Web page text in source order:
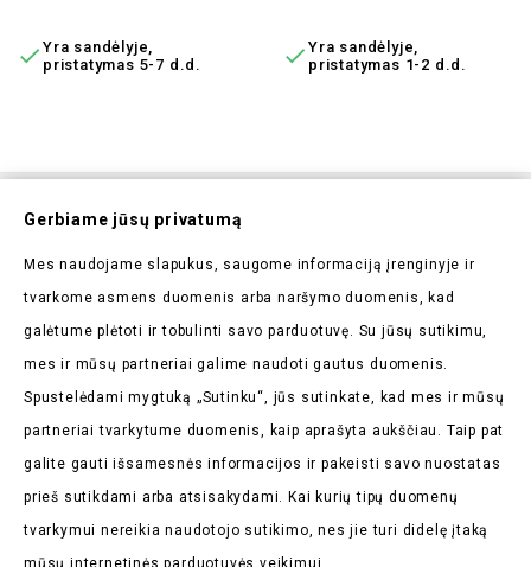
 Yra sandėlyje,
pristatymas 5-7 d.d.
 Yra sandėlyje,
pristatymas 1-2 d.d.
Prenumeruokite Mūsų
Naujienlaiškį
Pirmieji sužinokite apie mūsų naujienas bei taikomas
Parduotuvės Informacija
Prekės
Gerbiame jūsų privatumą
Mes naudojame slapukus, saugome informaciją įrenginyje ir
tvarkome asmens duomenis arba naršymo duomenis, kad
galėtume plėtoti ir tobulinti savo parduotuvę. Su jūsų sutikimu,
mes ir mūsų partneriai galime naudoti gautus duomenis.
Spustelėdami mygtuką „Sutinku“, jūs sutinkate, kad mes ir mūsų
partneriai tvarkytume duomenis, kaip aprašyta aukščiau. Taip pat
galite gauti išsamesnės informacijos ir pakeisti savo nuostatas
prieš sutikdami arba atsisakydami. Kai kurių tipų duomenų
tvarkymui nereikia naudotojo sutikimo, nes jie turi didelę įtaką
mūsų internetinės parduotuvės veikimui.